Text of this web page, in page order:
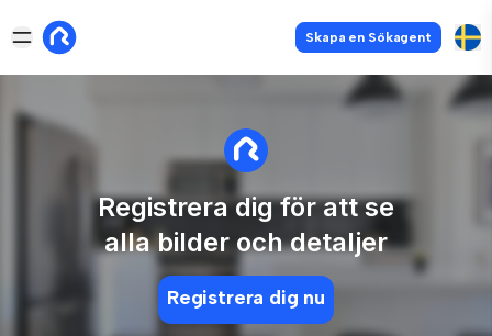
Skapa en Sökagent
Registrera dig för att se
alla bilder och detaljer
Registrera dig nu